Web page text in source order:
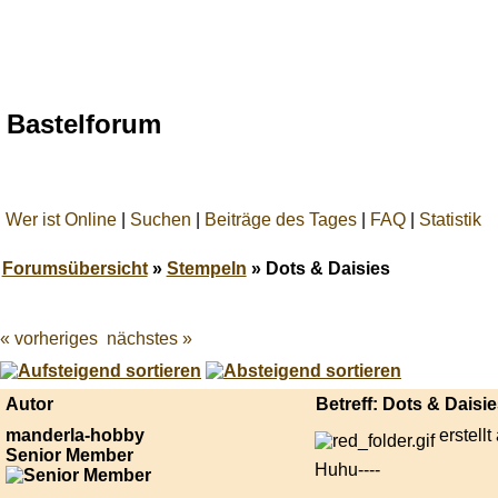
Bastelforum
Wer ist Online Suchen Beiträge des Tages FAQ Statistik
Forumsübersicht» Stempeln » Dots & Daisies
Best
online
live
casino
« vorheriges nächstes »
Autor
Betreff: Dots &
manderla-hobby
Senior Member
erstellt
Huhu----